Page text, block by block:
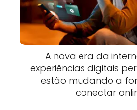
A nova era da
experiências digitais
estão mudando a
conectar